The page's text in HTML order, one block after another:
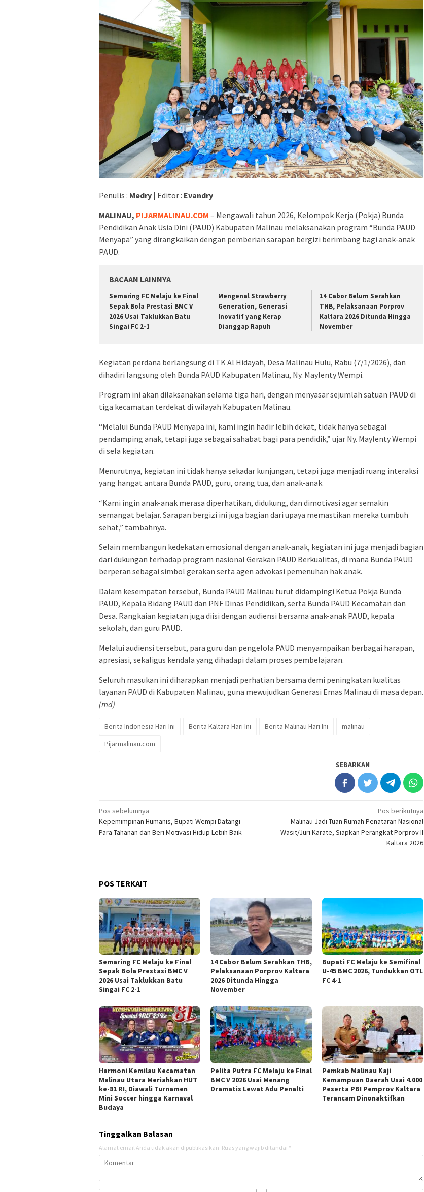
Penulis : Medry | Editor : Evandry
MALINAU, PIJARMALINAU.COM – Mengawali tahun 2026, Kelompok Kerja (Pokja) Bunda
Pendidikan Anak Usia Dini (PAUD) Kabupaten Malinau melaksanakan program “Bunda PAUD
Menyapa” yang dirangkaikan dengan pemberian sarapan bergizi berimbang bagi anak-anak
PAUD.
BACAAN LAINNYA
Semaring FC Melaju ke Final
Sepak Bola Prestasi BMC V
2026 Usai Taklukkan Batu
Singai FC 2-1
Mengenal Strawberry
Generation, Generasi
Inovatif yang Kerap
Dianggap Rapuh
14 Cabor Belum Serahkan
THB, Pelaksanaan Porprov
Kaltara 2026 Ditunda Hingga
November
Kegiatan perdana berlangsung di TK Al Hidayah, Desa Malinau Hulu, Rabu (7/1/2026), dan
dihadiri langsung oleh Bunda PAUD Kabupaten Malinau, Ny. Maylenty Wempi.
Program ini akan dilaksanakan selama tiga hari, dengan menyasar sejumlah satuan PAUD di
tiga kecamatan terdekat di wilayah Kabupaten Malinau.
“Melalui Bunda PAUD Menyapa ini, kami ingin hadir lebih dekat, tidak hanya sebagai
pendamping anak, tetapi juga sebagai sahabat bagi para pendidik,” ujar Ny. Maylenty Wempi
di sela kegiatan.
Menurutnya, kegiatan ini tidak hanya sekadar kunjungan, tetapi juga menjadi ruang interaksi
yang hangat antara Bunda PAUD, guru, orang tua, dan anak-anak.
“Kami ingin anak-anak merasa diperhatikan, didukung, dan dimotivasi agar semakin
semangat belajar. Sarapan bergizi ini juga bagian dari upaya memastikan mereka tumbuh
sehat,” tambahnya.
Selain membangun kedekatan emosional dengan anak-anak, kegiatan ini juga menjadi bagian
dari dukungan terhadap program nasional Gerakan PAUD Berkualitas, di mana Bunda PAUD
berperan sebagai simbol gerakan serta agen advokasi pemenuhan hak anak.
Dalam kesempatan tersebut, Bunda PAUD Malinau turut didampingi Ketua Pokja Bunda
PAUD, Kepala Bidang PAUD dan PNF Dinas Pendidikan, serta Bunda PAUD Kecamatan dan
Desa. Rangkaian kegiatan juga diisi dengan audiensi bersama anak-anak PAUD, kepala
sekolah, dan guru PAUD.
Melalui audiensi tersebut, para guru dan pengelola PAUD menyampaikan berbagai harapan,
apresiasi, sekaligus kendala yang dihadapi dalam proses pembelajaran.
Seluruh masukan ini diharapkan menjadi perhatian bersama demi peningkatan kualitas
layanan PAUD di Kabupaten Malinau, guna mewujudkan Generasi Emas Malinau di masa depan.
(md)
Berita Indonesia Hari Ini Berita Kaltara Hari Ini Berita Malinau Hari Ini
malinau
Pijarmalinau.com
SEBARKAN
Navigasi
pos
Pos sebelumnya
Kepemimpinan Humanis, Bupati Wempi Datangi
Para Tahanan dan Beri Motivasi Hidup Lebih Baik
Pos berikutnya
Malinau Jadi Tuan Rumah Penataran Nasional
Wasit/Juri Karate, Siapkan Perangkat Porprov II
Kaltara 2026
POS TERKAIT
Semaring FC Melaju ke Final
Sepak Bola Prestasi BMC V
2026 Usai Taklukkan Batu
Singai FC 2-1
14 Cabor Belum Serahkan THB,
Pelaksanaan Porprov Kaltara
2026 Ditunda Hingga
November
Bupati FC Melaju ke Semifinal
U-45 BMC 2026, Tundukkan OTL
FC 4-1
Harmoni Kemilau Kecamatan
Malinau Utara Meriahkan HUT
ke-81 RI, Diawali Turnamen
Mini Soccer hingga Karnaval
Budaya
Pelita Putra FC Melaju ke Final
BMC V 2026 Usai Menang
Dramatis Lewat Adu Penalti
Pemkab Malinau Kaji
Kemampuan Daerah Usai 4.000
Peserta PBI Pemprov Kaltara
Terancam Dinonaktifkan
Tinggalkan Balasan
Alamat email Anda tidak akan dipublikasikan. Ruas yang wajib ditandai *